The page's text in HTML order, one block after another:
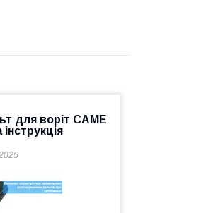
для воріт CAME